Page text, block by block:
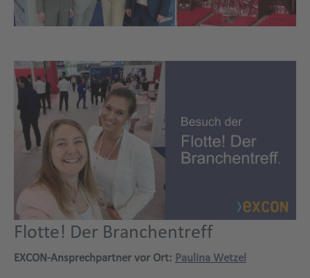
Title
Flotte! Der Branchentreff
EXCON-Ansprechpartner vor Ort: Paulina Wetzel